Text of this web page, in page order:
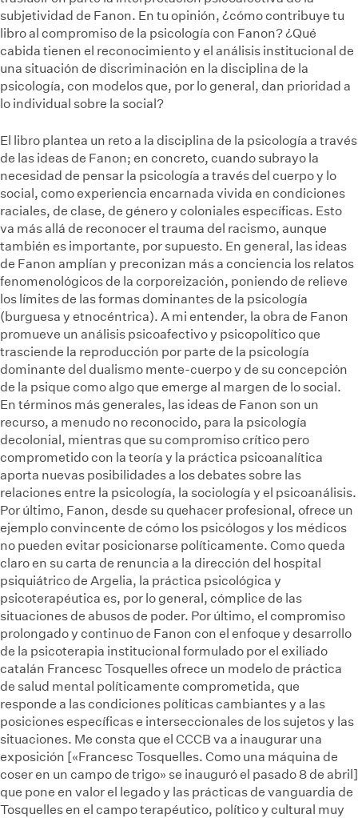
subjetividad de Fanon. En tu opinión, ¿cómo contribuye tu
libro al compromiso de la psicología con Fanon? ¿Qué
cabida tienen el reconocimiento y el análisis institucional de
una situación de discriminación en la disciplina de la
psicología, con modelos que, por lo general, dan prioridad a
lo individual sobre la social?
El libro plantea un reto a la disciplina de la psicología a través
de las ideas de Fanon; en concreto, cuando subrayo la
necesidad de pensar la psicología a través del cuerpo y lo
social, como experiencia encarnada vivida en condiciones
raciales, de clase, de género y coloniales específicas. Esto
va más allá de reconocer el trauma del racismo, aunque
también es importante, por supuesto. En general, las ideas
de Fanon amplían y preconizan más a conciencia los relatos
fenomenológicos de la corporeización, poniendo de relieve
los límites de las formas dominantes de la psicología
(burguesa y etnocéntrica). A mi entender, la obra de Fanon
promueve un análisis psicoafectivo y psicopolítico que
trasciende la reproducción por parte de la psicología
dominante del dualismo mente-cuerpo y de su concepción
de la psique como algo que emerge al margen de lo social.
En términos más generales, las ideas de Fanon son un
recurso, a menudo no reconocido, para la psicología
decolonial, mientras que su compromiso crítico pero
comprometido con la teoría y la práctica psicoanalítica
aporta nuevas posibilidades a los debates sobre las
relaciones entre la psicología, la sociología y el psicoanálisis.
Por último, Fanon, desde su quehacer profesional, ofrece un
ejemplo convincente de cómo los psicólogos y los médicos
no pueden evitar posicionarse políticamente. Como queda
claro en su carta de renuncia a la dirección del hospital
psiquiátrico de Argelia, la práctica psicológica y
psicoterapéutica es, por lo general, cómplice de las
situaciones de abusos de poder. Por último, el compromiso
prolongado y continuo de Fanon con el enfoque y desarrollo
de la psicoterapia institucional formulado por el exiliado
catalán Francesc Tosquelles ofrece un modelo de práctica
de salud mental políticamente comprometida, que
responde a las condiciones políticas cambiantes y a las
posiciones específicas e interseccionales de los sujetos y las
situaciones. Me consta que el CCCB va a inaugurar una
exposición [«Francesc Tosquelles. Como una máquina de
coser en un campo de trigo» se inauguró el pasado 8 de abril]
que pone en valor el legado y las prácticas de vanguardia de
Tosquelles en el campo terapéutico, político y cultural muy